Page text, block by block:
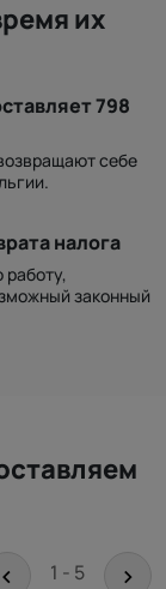
их
798
себе
налога
законный
< 1 - 5 >